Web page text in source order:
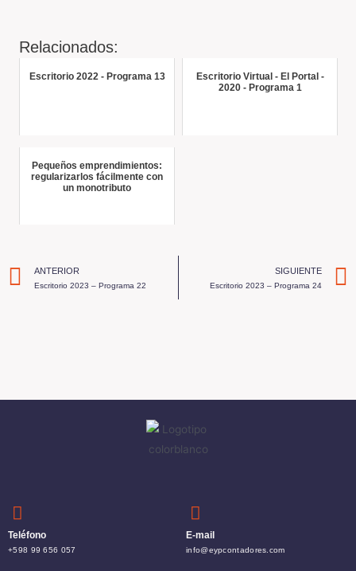
Relacionados:
Escritorio 2022 - Programa 13
Escritorio Virtual - El Portal -
2020 - Programa 1
Pequeños emprendimientos:
regularizarlos fácilmente con
un monotributo
ANTERIOR
Escritorio 2023 – Programa 22
SIGUIENTE
Escritorio 2023 – Programa 24
Teléfono
+598 99 656 057
E-mail
info@eypcontadores.com